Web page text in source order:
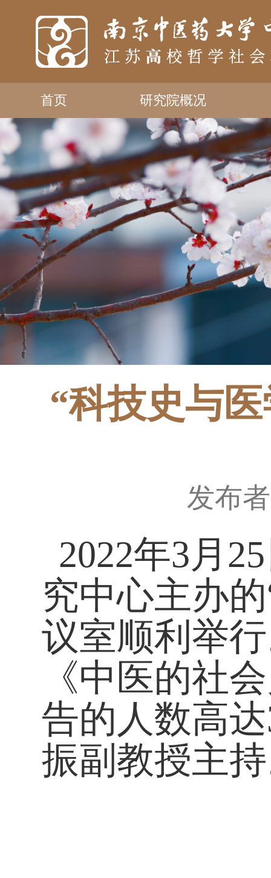
首页 研究院概况
“科技史与
发布
2022年3月
究中心主办的
议室顺利 举
《中医的社
告的人数高达
振副教授主